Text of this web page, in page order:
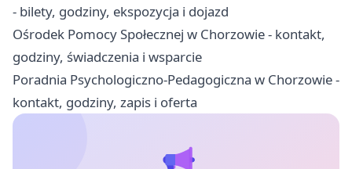
- bilety, godziny, ekspozycja i dojazd
Ośrodek Pomocy Społecznej w Chorzowie - kontakt,
godziny, świadczenia i wsparcie
Poradnia Psychologiczno-Pedagogiczna w Chorzowie -
kontakt, godziny, zapis i oferta